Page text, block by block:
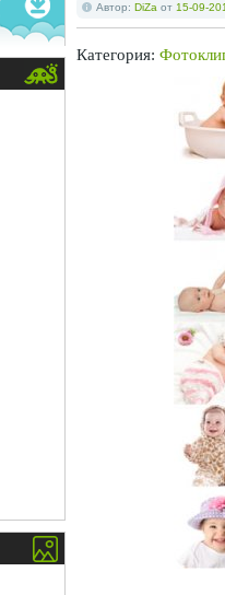
Автор: DiZa от 15-09-
Категория: